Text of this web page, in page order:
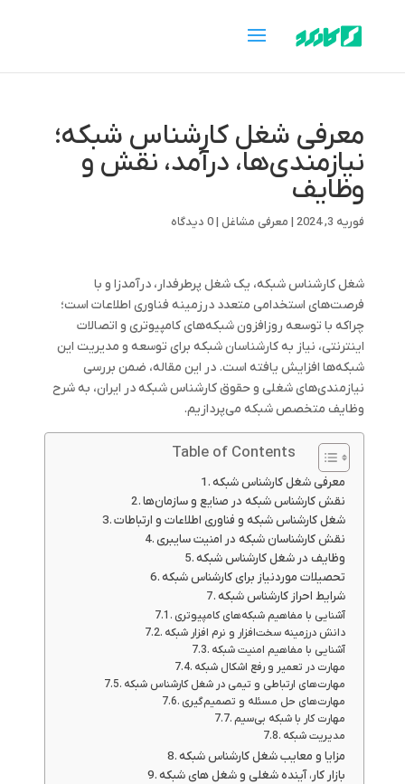
معرفی شغل کارشناس شبکه؛
نیازمندی‌ها، درآمد، نقش و
وظایف
فوریه 3, 2024 | معرفی مشاغل|0 دیدگاه
شغل کارشناس شبکه، یک شغل پرطرفدار، درآمدزا و با
فرصت‌های استخدامی متعدد درزمینه فناوری اطلاعات است؛
چراکه با توسعه روزافزون شبکه‌های کامپیوتری و اتصالات
اینترنتی، نیاز به کارشناسان شبکه برای توسعه و مدیریت این
شبکه‌ها افزایش یافته است. در این مقاله، ضمن بررسی
نیازمندی‌های شغلی و حقوق کارشناس شبکه در ایران، به شرح
وظایف متخصص شبکه می‌پردازیم.
Table of Contents
معرفی شغل کارشناس شبکه
نقش کارشناس شبکه در صنایع و سازمان‌ها
شغل کارشناس شبکه و فناوری اطلاعات و ارتباطات
نقش کارشناسان شبکه در امنیت سایبری
وظایف در شغل کارشناس شبکه
تحصیلات موردنیاز برای کارشناس شبکه
شرایط احراز کارشناس شبکه
آشنایی با مفاهیم شبکه‌های کامپیوتری
دانش درزمینه سخت‌افزار و نرم ‌افزار شبکه
آشنایی با مفاهیم امنیت شبکه
مهارت در تعمیر و رفع اشکال شبکه
مهارت‌های ارتباطی و تیمی در شغل کارشناس شبکه
مهارت‌های حل مسئله و تصمیم‌گیری
مهارت‌ کار با شبکه بی‌سیم
مدیریت شبکه
مزایا و معایب شغل کارشناس شبکه
بازار کار، آینده شغلی و شغل های شبکه